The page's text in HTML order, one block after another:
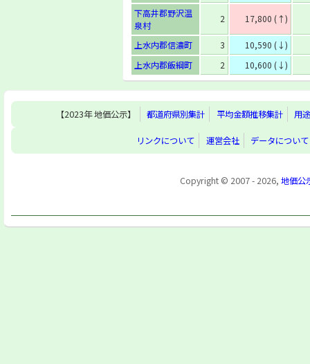
下高井郡野沢温
泉村
2 17,800 (↑)
上水内郡信濃町 3
10,590 (↓)
上水内郡飯綱町
2 10,600 (↓)
【2023年 地価公示】 都道府県別集計 平均金額推移集計 用
リンクについて 運営会社 データについて
Copyright © 2007 - 2026,地価公